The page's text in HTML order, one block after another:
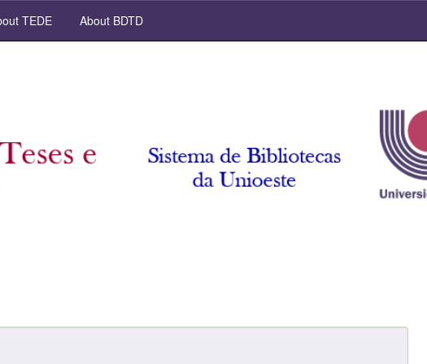
TEDE About BDTD